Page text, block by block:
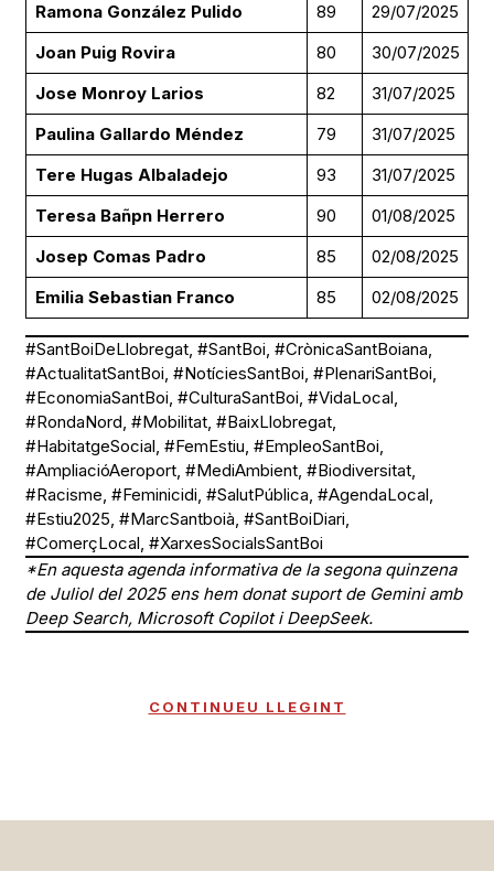
Ramona González Pulido
89
29/07/2025
Joan Puig Rovira
80
30/07/2025
Jose Monroy Larios
82
31/07/2025
Paulina Gallardo Méndez
79
31/07/2025
Tere Hugas Albaladejo
93
31/07/2025
Teresa Bañpn Herrero
90
01/08/2025
Josep Comas Padro
85
02/08/2025
Emilia Sebastian Franco
85 02/08/2025
#SantBoiDeLlobregat, #SantBoi, #CrònicaSantBoiana,
#ActualitatSantBoi, #NotíciesSantBoi, #PlenariSantBoi,
#EconomiaSantBoi, #CulturaSantBoi, #VidaLocal,
#RondaNord, #Mobilitat, #BaixLlobregat,
#HabitatgeSocial, #FemEstiu, #EmpleoSantBoi,
#AmpliacióAeroport, #MediAmbient, #Biodiversitat,
#Racisme, #Feminicidi, #SalutPública, #AgendaLocal,
#Estiu2025, #MarcSantboià, #SantBoiDiari,
#ComerçLocal, #XarxesSocialsSantBoi
*En aquesta agenda informativa de la segona quinzena
de Juliol del 2025 ens hem donat suport de Gemini amb
Deep Search, Microsoft Copilot i DeepSeek.
CONTINUEU LLEGINT